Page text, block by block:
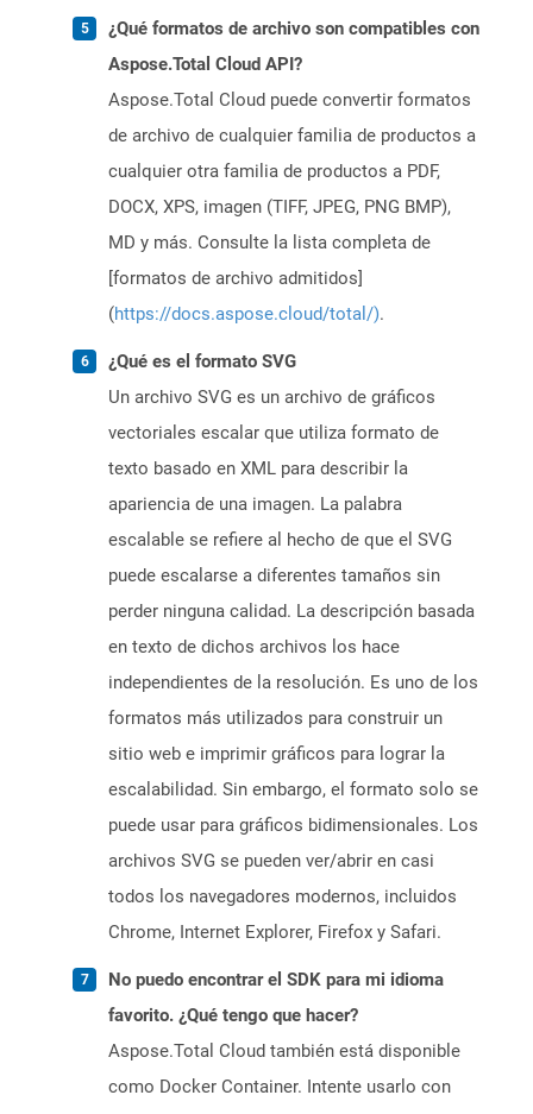
¿Qué formatos de archivo son compatibles con
Aspose.Total Cloud API?
Aspose.Total Cloud puede convertir formatos
de archivo de cualquier familia de productos a
cualquier otra familia de productos a PDF,
DOCX, XPS, imagen (TIFF, JPEG, PNG BMP),
MD y más. Consulte la lista completa de
[formatos de archivo admitidos]
(https://docs.aspose.cloud/total/).
¿Qué es el formato SVG
Un archivo SVG es un archivo de gráficos
vectoriales escalar que utiliza formato de
texto basado en XML para describir la
apariencia de una imagen. La palabra
escalable se refiere al hecho de que el SVG
puede escalarse a diferentes tamaños sin
perder ninguna calidad. La descripción basada
en texto de dichos archivos los hace
independientes de la resolución. Es uno de los
formatos más utilizados para construir un
sitio web e imprimir gráficos para lograr la
escalabilidad. Sin embargo, el formato solo se
puede usar para gráficos bidimensionales. Los
archivos SVG se pueden ver/abrir en casi
todos los navegadores modernos, incluidos
Chrome, Internet Explorer, Firefox y Safari.
No puedo encontrar el SDK para mi idioma
favorito. ¿Qué tengo que hacer?
Aspose.Total Cloud también está disponible
como Docker Container. Intente usarlo con